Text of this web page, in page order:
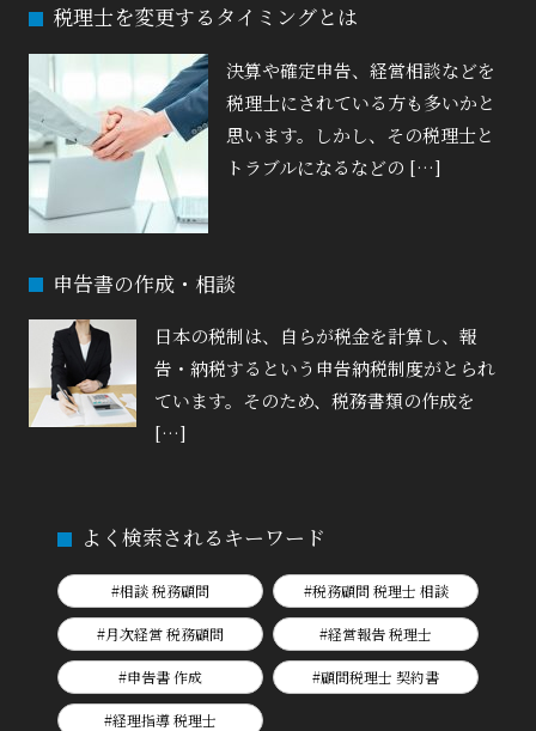
税理士を変更するタイミングとは
決算や確定申告、経営相談などを
税理士にされている方も多いかと
思います。しかし、その税理士と
トラブルになるなどの […]
申告書の作成・相談
日本の税制は、自らが税金を計算し、報
告・納税するという申告納税制度がとられ
ています。そのため、税務書類の作成を
[…]
よく検索されるキーワード
#相談 税務顧問 #税務顧問 税理士 相談
#月次経営 税務顧問 #経営報告 税理士
#申告書 作成 #顧問税理士 契約書
#経理指導 税理士